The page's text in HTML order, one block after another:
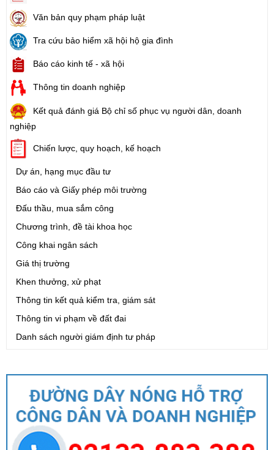
Văn bản quy phạm pháp luật
Tra cứu bảo hiểm xã hội hộ gia đình
Báo cáo kinh tế - xã hội
Thông tin doanh nghiệp
Kết quả đánh giá Bộ chỉ số phục vụ người dân, doanh
nghiệp
Chiến lược, quy hoạch, kế hoạch
Dự án, hạng mục đầu tư
Báo cáo và Giấy phép môi trường
Đấu thầu, mua sắm công
Chương trình, đề tài khoa học
Công khai ngân sách
Giá thị trường
Khen thưởng, xử phạt
Thông tin kết quả kiểm tra, giám sát
Thông tin vi phạm về đất đai
Danh sách người giám định tư pháp